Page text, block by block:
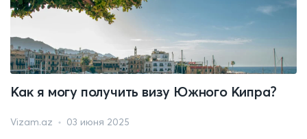
Как я могу получить визу Южного Кипра?
Vizam.az 03 июня 2025